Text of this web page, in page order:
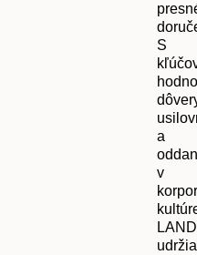
S
a
v